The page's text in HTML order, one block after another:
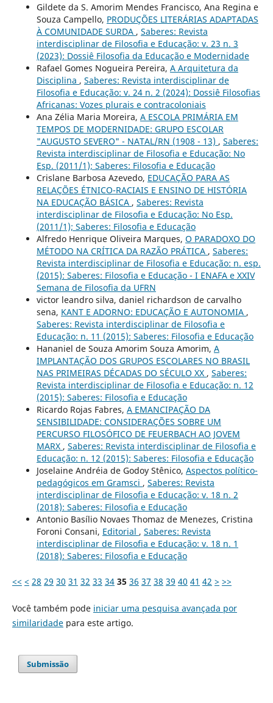
Gildete da S. Amorim Mendes Francisco, Ana Regina e
Souza Campello, PRODUÇÕES LITERÁRIAS ADAPTADAS
À COMUNIDADE SURDA , Saberes: Revista
interdisciplinar de Filosofia e Educação: v. 23 n. 3
(2023): Dossiê Filosofia da Educação e Modernidade
Rafael Gomes Nogueira Pereira, A Arquitetura da
Disciplina , Saberes: Revista interdisciplinar de
Filosofia e Educação: v. 24 n. 2 (2024): Dossiê Filosofias
Africanas: Vozes plurais e contracoloniais
Ana Zélia Maria Moreira, A ESCOLA PRIMÁRIA EM
TEMPOS DE MODERNIDADE: GRUPO ESCOLAR
"AUGUSTO SEVERO" - NATAL/RN (1908 - 13) , Saberes:
Revista interdisciplinar de Filosofia e Educação: No
Esp. (2011/1); Saberes: Filosofia e Educação
Crislane Barbosa Azevedo, EDUCAÇÃO PARA AS
RELAÇÕES ÉTNICO-RACIAIS E ENSINO DE HISTÓRIA
NA EDUCAÇÃO BÁSICA , Saberes: Revista
interdisciplinar de Filosofia e Educação: No Esp.
(2011/1); Saberes: Filosofia e Educação
Alfredo Henrique Oliveira Marques, O PARADOXO DO
MÉTODO NA CRÍTICA DA RAZÃO PRÁTICA , Saberes:
Revista interdisciplinar de Filosofia e Educação: n. esp.
(2015): Saberes: Filosofia e Educação - I ENAFA e XXIV
Semana de Filosofia da UFRN
victor leandro silva, daniel richardson de carvalho
sena, KANT E ADORNO: EDUCAÇÃO E AUTONOMIA ,
Saberes: Revista interdisciplinar de Filosofia e
Educação: n. 11 (2015): Saberes: Filosofia e Educação
Hananiel de Souza Amorim Souza Amorim, A
IMPLANTAÇÃO DOS GRUPOS ESCOLARES NO BRASIL
NAS PRIMEIRAS DÉCADAS DO SÉCULO XX , Saberes:
Revista interdisciplinar de Filosofia e Educação: n. 12
(2015): Saberes: Filosofia e Educação
Ricardo Rojas Fabres, A EMANCIPAÇÃO DA
SENSIBILIDADE: CONSIDERAÇÕES SOBRE UM
PERCURSO FILOSÓFICO DE FEUERBACH AO JOVEM
MARX , Saberes: Revista interdisciplinar de Filosofia e
Educação: n. 12 (2015): Saberes: Filosofia e Educação
Joselaine Andréia de Godoy Stênico, Aspectos político-
pedagógicos em Gramsci , Saberes: Revista
interdisciplinar de Filosofia e Educação: v. 18 n. 2
(2018): Saberes: Filosofia e Educação
Antonio Basílio Novaes Thomaz de Menezes, Cristina
Foroni Consani, Editorial , Saberes: Revista
interdisciplinar de Filosofia e Educação: v. 18 n. 1
(2018): Saberes: Filosofia e Educação
<< < 28 29 30 31 32 33 34 35 36 37 38 39 40 41 42 > >>
Você também pode iniciar uma pesquisa avançada por
similaridadepara este artigo.
Submissão